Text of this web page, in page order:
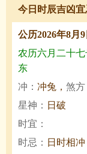
今日时辰吉凶
公历2026年8月
农历六月二十七
东
冲： 冲兔， 煞方
星神： 日破
时宜：
时忌： 日时相